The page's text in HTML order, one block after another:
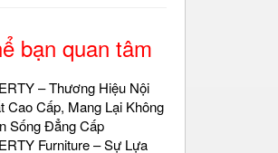
bạn quan tâm
– Thương Hiệu Nội
Cao Cấp, Mang Lại Không
Sống Đẳng Cấp
Furniture – Sự Lựa